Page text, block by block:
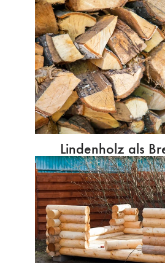
Lindenholz als